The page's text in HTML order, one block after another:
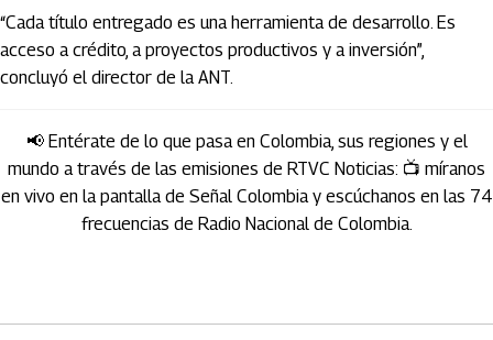
“Cada título entregado es una herramienta de desarrollo. Es
acceso a crédito, a proyectos productivos y a inversión”,
concluyó el director de la ANT.
📢 Entérate de lo que pasa en Colombia, sus regiones y el
mundo a través de las emisiones de RTVC Noticias: 📺 míranos
en vivo en la pantalla de Señal Colombia y escúchanos en las 74
frecuencias de Radio Nacional de Colombia.